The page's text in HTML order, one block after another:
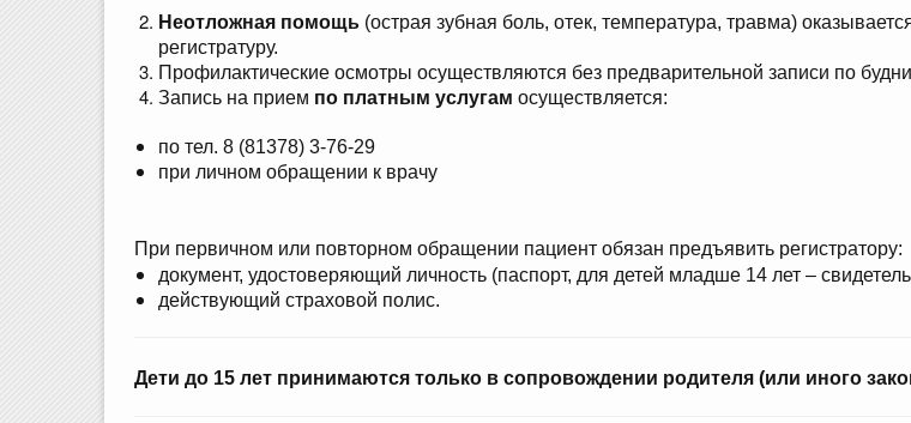
Неотложная помощь (острая зубная боль, отек, температура, травма)
регистратуру.
Профилактические осмотры осуществляются без предварительной записи по
Запись на прием по платным услугам осуществляется:
по тел. 8 (81378) 3-76-29
при личном обращении к врачу
При первичном или повторном обращении пациент обязан предъявить регистратору:
документ, удостоверяющий личность (паспорт, для детей младше 14 лет –
действующий страховой полис.
Дети до 15 лет принимаются только в сопровождении родителя (или иного